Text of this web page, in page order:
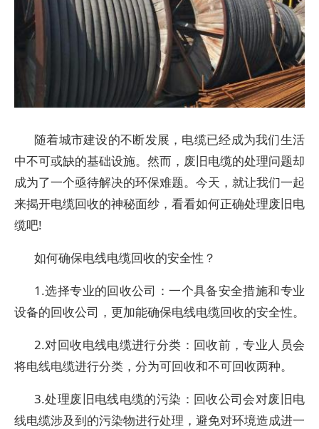
随着城市建设的不断发展，电缆已经成为我们生活
中不可或缺的基础设施。然而，废旧电缆的处理问题却
成为了一个亟待解决的环保难题。今天，就让我们一起
来揭开电缆回收的神秘面纱，看看如何正确处理废旧电
缆吧!
如何确保电线电缆回收的安全性？
1.选择专业的回收公司：一个具备安全措施和专业
设备的回收公司，更加能确保电线电缆回收的安全性。
2.对回收电线电缆进行分类：回收前，专业人员会
将电线电缆进行分类，分为可回收和不可回收两种。
3.处理废旧电线电缆的污染：回收公司会对废旧电
线电缆涉及到的污染物进行处理，避免对环境造成进一